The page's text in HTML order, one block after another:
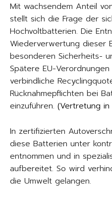
Mit wachsendem Anteil
stellt sich die Frage der
Hochvoltbatterien. Die
Wiederverwertung dieser
besonderen Sicherheits-
Spätere EU-
verbindliche
Rücknahmepflichten bei
einzuführen. (Vertretung in
In zertifizierten
diese Batterien unter
entnommen und in
aufbereitet. So wird
die Umwelt gelangen.